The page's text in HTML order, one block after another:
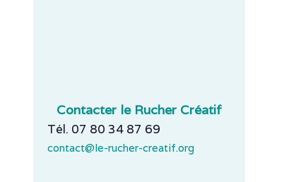
Contacter le Rucher Créatif
Tél. 07 80 34 87 69
contact@le-rucher-creatif.org